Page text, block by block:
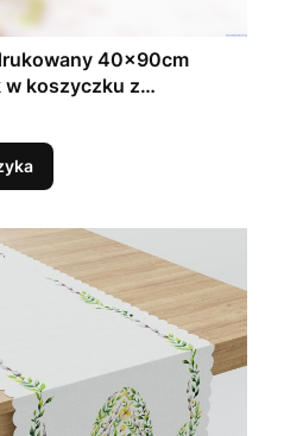
40x90cm
w koszyczku z
wielkanocny